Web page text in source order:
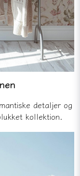
detaljer og
kollektion.